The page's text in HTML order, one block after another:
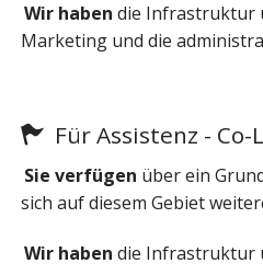
Wir haben die Infrastruktur
Marketing und die
Für Assistenz -
Sie verfügen über ein
sich auf diesem Gebiet
Wir haben die Infrastruktur